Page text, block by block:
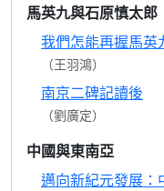
馬英九與石原慎太郎
我們怎能再握馬英
（王羽鴻）
南京二碑記讀後
（劉廣定）
中國與東南亞
邁向新紀元發展：